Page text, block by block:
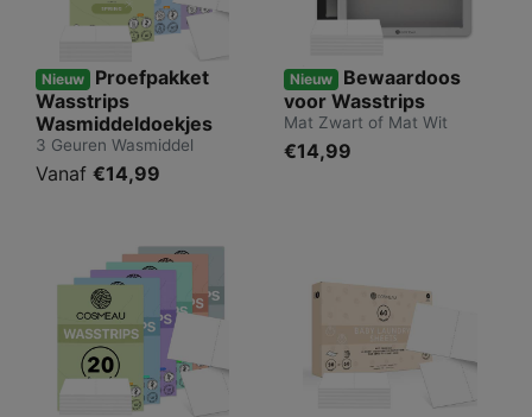
Nieuw Proefpakket
Wasstrips
Wasmiddeldoekjes
3 Geuren Wasmiddel
Vanaf €14,99
Nieuw Bewaardoos
voor Wasstrips
Mat Zwart of Mat Wit
€14,99